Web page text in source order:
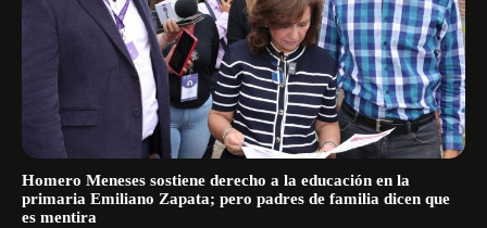
Homero Meneses sostiene derecho a la educación en la
primaria Emiliano Zapata; pero padres de familia dicen que
es mentira